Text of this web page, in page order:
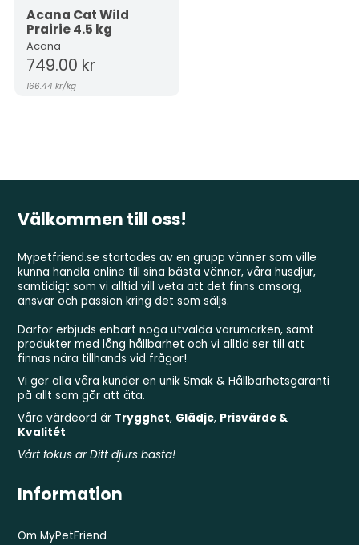
Acana Cat Wild
Prairie 4.5 kg
Acana
749.00 kr
166.44 kr/kg
Välkommen till oss!
Mypetfriend.se startades av en grupp vänner som ville
kunna handla online till sina bästa vänner, våra husdjur,
samtidigt som vi alltid vill veta att det finns omsorg,
ansvar och passion kring det som säljs.
Därför erbjuds enbart noga utvalda varumärken, samt
produkter med lång hållbarhet och vi alltid ser till att
finnas nära tillhands vid frågor!
Vi ger alla våra kunder en unikSmak & Hållbarhetsgaranti
på allt som går att äta.
Våra värdeord är Trygghet, Glädje, Prisvärde &
Kvalitét
Vårt fokus är Ditt djurs bästa!
Information
Om MyPetFriend